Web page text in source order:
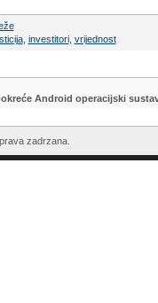
, investitori, vrijednost
Android operacijski
zadrzana.